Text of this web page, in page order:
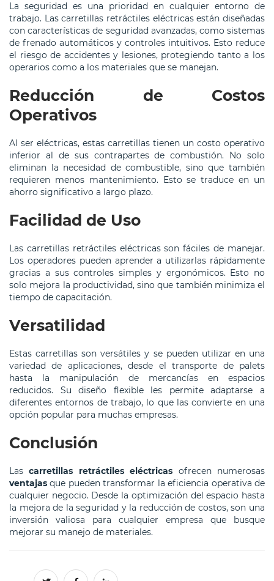
La seguridad es una prioridad en cualquier entorno de
trabajo. Las carretillas retráctiles eléctricas están diseñadas
con características de seguridad avanzadas, como sistemas
de frenado automáticos y controles intuitivos. Esto reduce
el riesgo de accidentes y lesiones, protegiendo tanto a los
operarios como a los materiales que se manejan.
Reducción de Costos
Operativos
Al ser eléctricas, estas carretillas tienen un costo operativo
inferior al de sus contrapartes de combustión. No solo
eliminan la necesidad de combustible, sino que también
requieren menos mantenimiento. Esto se traduce en un
ahorro significativo a largo plazo.
Facilidad de Uso
Las carretillas retráctiles eléctricas son fáciles de manejar.
Los operadores pueden aprender a utilizarlas rápidamente
gracias a sus controles simples y ergonómicos. Esto no
solo mejora la productividad, sino que también minimiza el
tiempo de capacitación.
Versatilidad
Estas carretillas son versátiles y se pueden utilizar en una
variedad de aplicaciones, desde el transporte de palets
hasta la manipulación de mercancías en espacios
reducidos. Su diseño flexible les permite adaptarse a
diferentes entornos de trabajo, lo que las convierte en una
opción popular para muchas empresas.
Conclusión
Lascarretillas retráctiles eléctricas ofrecen numerosas
ventajas que pueden transformar la eficiencia operativa de
cualquier negocio. Desde la optimización del espacio hasta
la mejora de la seguridad y la reducción de costos, son una
inversión valiosa para cualquier empresa que busque
mejorar su manejo de materiales.